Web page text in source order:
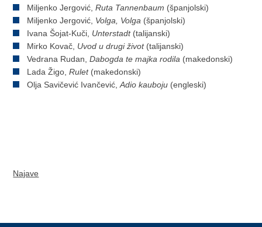
Miljenko Jergović,Ruta Tannenbaum (španjolski)
Miljenko Jergović, Volga, Volga (španjolski)
Ivana Šojat-Kuči, Unterstadt(talijanski)
Mirko Kovač, Uvod u drugi život(talijanski)
Vedrana Rudan,Dabogda te majka rodila (makedonski)
Lada Žigo,Rulet(makedonski)
Olja Savičević Ivančević,Adio kauboju (engleski)
Najave